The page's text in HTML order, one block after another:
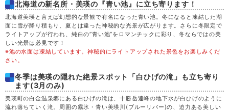
金 28
土 29
日 30
月 31
北海道の新名所・美瑛の『青い池』に立ち寄ります！
北海道美瑛と言えば幻想的な景観で有名になった青い池。冬になると凍結した湖
面に雪が降り積もり、夏とは違った神秘的な光景が広がります。さらに冬限定で
ライトアップが行われ、純白の”青い池”をロマンチックに彩り、冬ならではの美
しい光景は必見です！
※池の水面は凍結しています。神秘的にライトアップされた景色をお楽しみくだ
さい。
冬季は美瑛の隠れた絶景スポット「白ひげの滝」も立ち寄り
ます(3月のみ)
美瑛町の白金温泉郷にある白ひげの滝は、十勝岳連峰の地下水が白ひげのように
流れ落ちていく滝。周囲の霧氷・青い美瑛川(ブルーリバー)の、迫力ある美しい